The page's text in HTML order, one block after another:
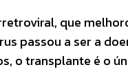
que
passou a ser a
o transplante é o